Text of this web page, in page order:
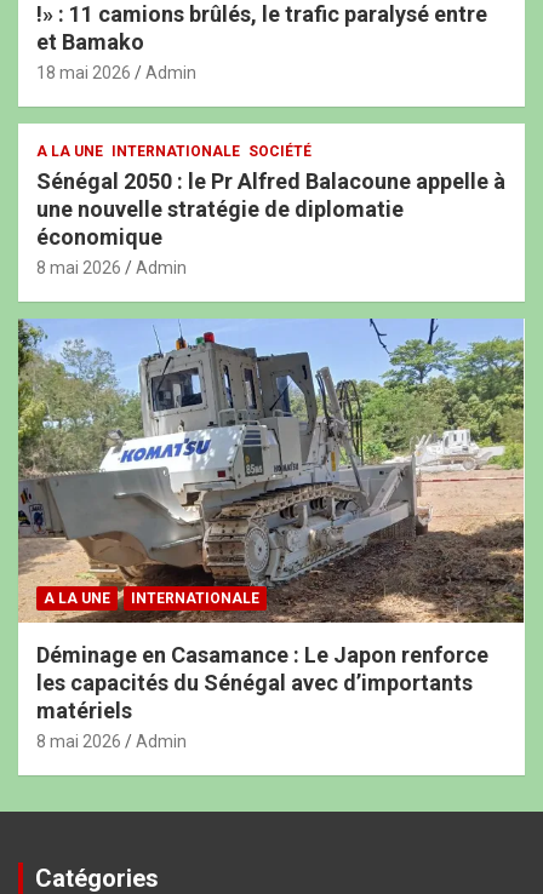
!» : 11 camions brûlés, le trafic paralysé entre
et Bamako
18 mai 2026 Admin
A LA UNE INTERNATIONALE SOCIÉTÉ
Sénégal 2050 : le Pr Alfred Balacoune appelle à
une nouvelle stratégie de diplomatie
économique
8 mai 2026 Admin
A LA UNE INTERNATIONALE
Déminage en Casamance : Le Japon renforce
les capacités du Sénégal avec d’importants
matériels
8 mai 2026 Admin
Catégories